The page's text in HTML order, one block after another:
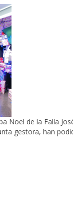
Noel de la Falla
gestora, han